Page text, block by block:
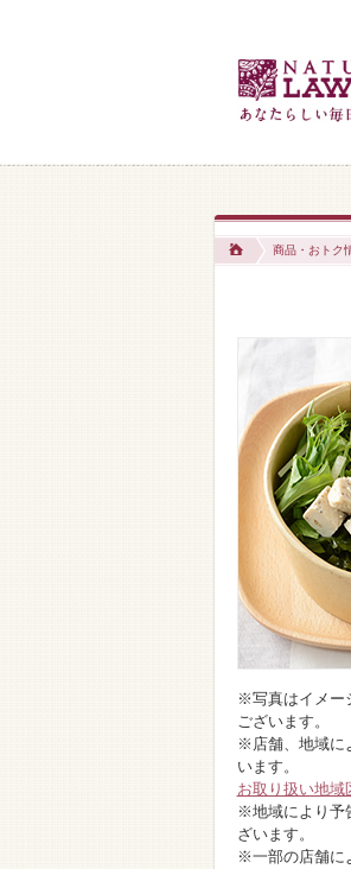
商品・おトク
※写真はイメー
ございます。
※店舗、地域に
います。
お取り扱い地域
※地域により予
ざいます。
※一部の店舗に